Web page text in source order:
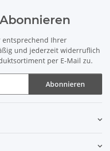
entsprechend Ihrer
und jederzeit widerruflich
per E-Mail zu.
Abonnieren